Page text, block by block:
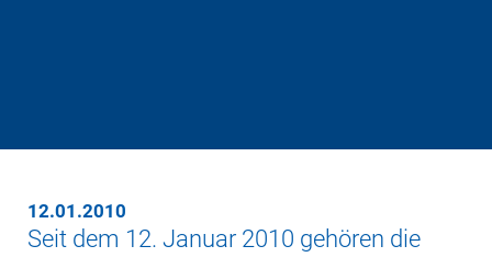
12.01.2010
Seit dem 12. Januar 2010 gehören die